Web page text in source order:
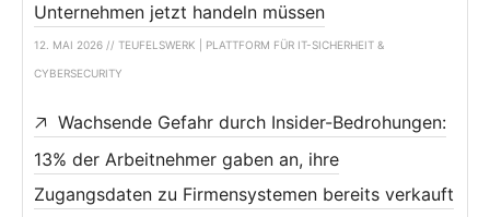
Unternehmen jetzt handeln müssen
12. MAI 2026 // TEUFELSWERK | PLATTFORM FÜR IT-SICHERHEIT &
CYBERSECURITY
Wachsende Gefahr durch Insider-Bedrohungen:
13% der Arbeitnehmer gaben an, ihre
Zugangsdaten zu Firmensystemen bereits verkauft